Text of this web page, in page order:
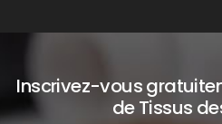
Inscrivez-vous
de Tissus